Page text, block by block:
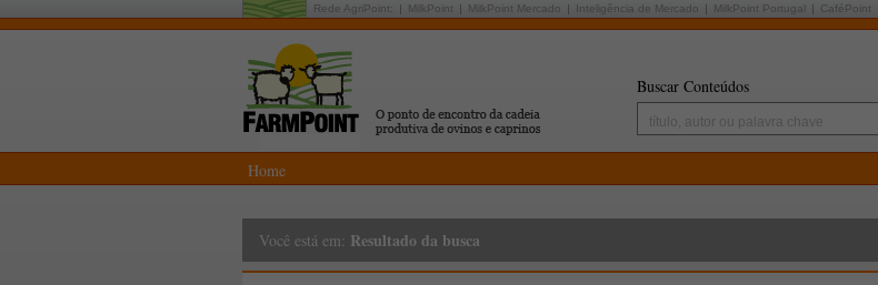
Rede AgriPoint: MilkPoint MilkPoint Mercado Inteligência de Mercado MilkPoint Portugal CaféPoint
Buscar Conteúdos
Home
Você está em: Resultado da busca